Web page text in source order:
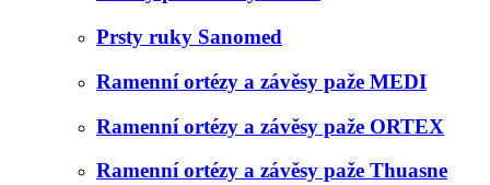
Prsty ruky Sanomed
Ramenní ortézy a závěsy paže MEDI
Ramenní ortézy a závěsy paže ORTEX
Ramenní ortézy a závěsy paže Thuasne